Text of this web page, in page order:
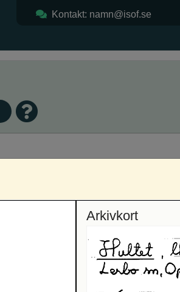
Kontakt: namn@isof.se
län, Södermanland
Arkivkort